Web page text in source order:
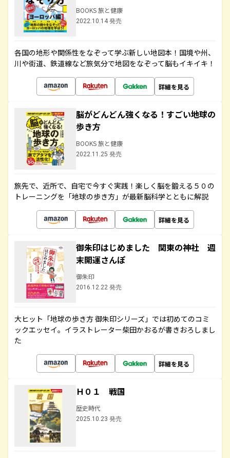
BOOKS 旅と健康
2022.10.14 発売
各国の地形や関係性をなぞって学ぶ新しい地図本！国境や州、
川や街道、鉄道線など旅気分で地図をなぞって脳もイキイキ！
詳細を見る
脳がどんどん強くなる！すごい地球の
歩き方
BOOKS 旅と健康
2022.11.25 発売
旅先で、近所で、自宅で今すぐ実践！楽しく脳を鍛える５０の
トレーニングを「地球の歩き方」が最新脳科学とともに解説
詳細を見る
御朱印はじめました 関東の神社 週
末開運さんぽ
御朱印
2016.12.22 発売
大ヒット「地球の歩き方 御朱印シリーズ」では初めてのコミ
ックエッセイ。イラストレーター柴田かおるが書きおろしまし
た
詳細を見る
Ｈ０１ 戦国
歴史時代
2025.10.23 発売